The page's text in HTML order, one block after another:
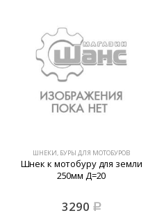
ШНЕКИ, БУРЫ ДЛЯ МОТОБУРОВ
Шнек к мотобуру для земли
250мм Д=20
3290 Р